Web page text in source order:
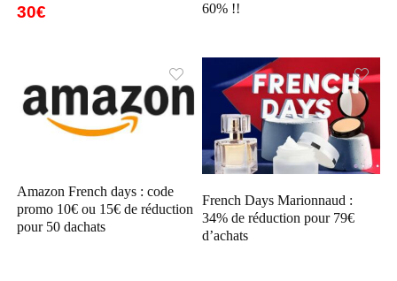
30€
60% !!
Amazon French days : code
promo 10€ ou 15€ de réduction
pour 50 dachats
French Days Marionnaud :
34% de réduction pour 79€
d’achats